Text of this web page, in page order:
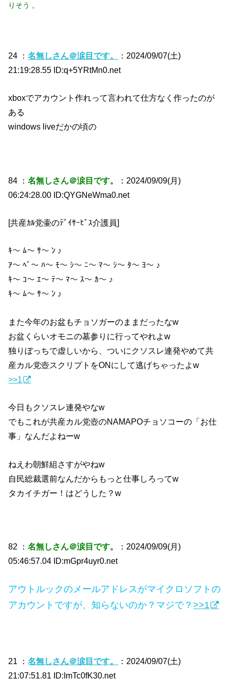
りそう 。
24 ：名無しさん＠涙目です。
：2024/09/07(土)
21:19:28.55 ID:q+5YRtMn0.net
xboxでアカウント作れって言われて仕方なく作ったのが
ある
windows liveだかの頃の
84 ：名無しさん＠涙目です。
：2024/09/09(月)
06:24:28.00 ID:QYGNeWma0.net
[共産ｶﾙ党壷のﾃﾞｲｻｰﾋﾞｽ介護員]
ｷ〜 ﾑ〜 ｻ〜 ﾝ ♪
ｱ〜 ﾍﾞ〜 ﾊ〜 ﾓ〜 ｼ〜 ﾆ〜 ﾏ〜 ｼ〜 ﾀ〜 ﾖ〜 ♪
ｷ〜 ｺ〜 ｴ〜 ﾃ〜 ﾏ〜 ｽ〜 ｶ〜 ♪
ｷ〜 ﾑ〜 ｻ〜 ﾝ ♪
また今年のお盆もチョソガーのままだったなw
お盆くらいオモニの墓参りに行ってやれよw
独りぼっちで虚しいから、ついにクソスレ連発やめて共
産カル党壺スクリプトをONにして逃げちゃったよw
>>1
今日もクソスレ連発やなw
でもこれが共産カル党壺のNAMAPOチョソコーの「お仕
事」なんだよねーw
ねえわ朝鮮組さすがやねw
自民総裁選前なんだからもっと仕事しろってw
タカイチガー！はどうした？w
82 ：名無しさん＠涙目です。
：2024/09/09(月)
05:46:57.04 ID:mGpr4uyr0.net
アウトルックのメールアドレスがマイクロソフトの
アカウントですが、知らないのか？マジで？>>1
21 ：名無しさん＠涙目です。
：2024/09/07(土)
21:07:51.81 ID:ImTc0fK30.net